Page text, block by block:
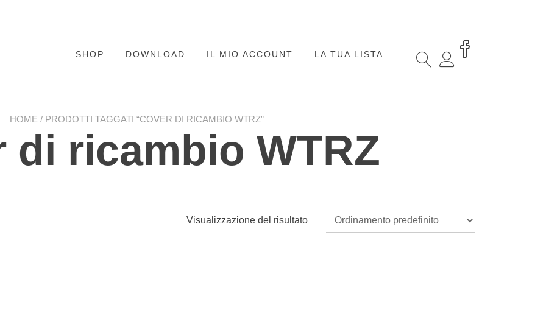
SHOP DOWNLOAD IL MIO ACCOUNT LA TUA LISTA
HOME / PRODOTTI TAGGATI “COVER DI RICAMBIO WTRZ”
di ricambio WTRZ
Visualizzazione del risultato